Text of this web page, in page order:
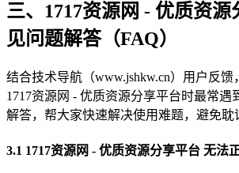
三、1717资源网 - 优质资源
见问题解答（FAQ）
结合技术导航（www.jshkw.cn）用户反馈
1717资源网 - 优质资源分享平台时最常遇
解答，帮大家快速解决使用难题，避免耽
3.1 1717资源网 - 优质资源分享平台 无法